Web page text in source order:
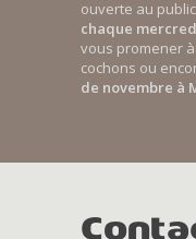
ouverte au
chaque
vous promener
cochons ou
de novembre à